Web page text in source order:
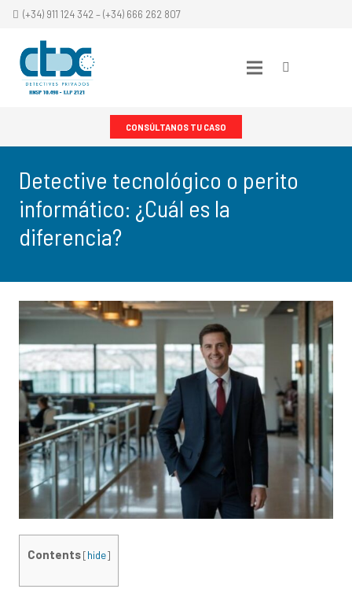
(+34) 911 124 342 – (+34) 666 262 807
CONSÚLTANOS TU CASO
Detective tecnológico o perito
informático: ¿Cuál es la
diferencia?
Contents[hide]